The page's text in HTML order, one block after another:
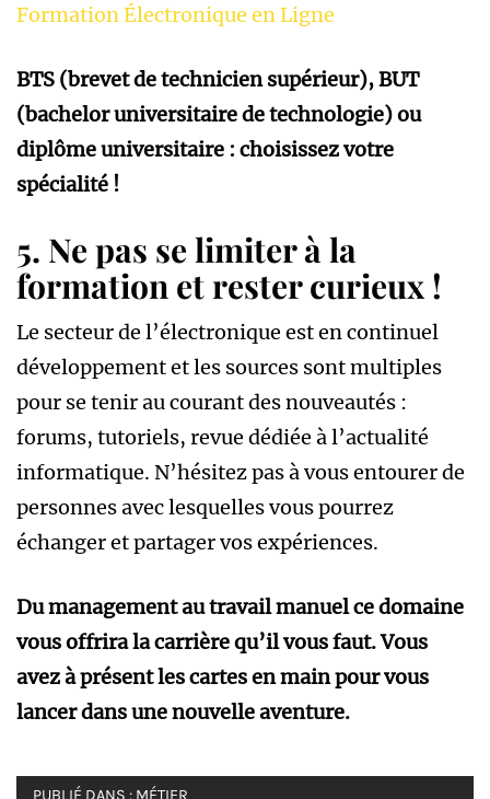
Formation Électronique en Ligne
BTS (brevet de technicien supérieur), BUT
(bachelor universitaire de technologie) ou
diplôme universitaire : choisissez votre
spécialité !
5. Ne pas se limiter à la
formation et rester curieux !
Le secteur de l’électronique est en continuel
développement et les sources sont multiples
pour se tenir au courant des nouveautés :
forums, tutoriels, revue dédiée à l’actualité
informatique. N’hésitez pas à vous entourer de
personnes avec lesquelles vous pourrez
échanger et partager vos expériences.
Du management au travail manuel ce domaine
vous offrira la carrière qu’il vous faut. Vous
avez à présent les cartes en main pour vous
lancer dans une nouvelle aventure.
PUBLIÉ DANS : MÉTIER